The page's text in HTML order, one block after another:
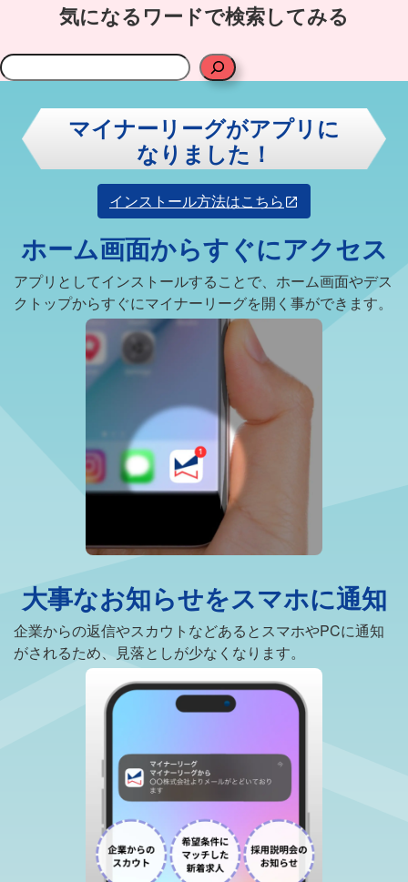
気になるワードで検索してみる
検
索
マイナーリーグがアプリに
なりました！
インストール方法はこちら
ホーム画面からすぐにアクセス
アプリとしてインストールすることで、ホーム画面やデス
クトップからすぐにマイナーリーグを開く事ができます。
大事なお知らせをスマホに通知
企業からの返信やスカウトなどあるとスマホやPCに通知
がされるため、見落としが少なくなります。